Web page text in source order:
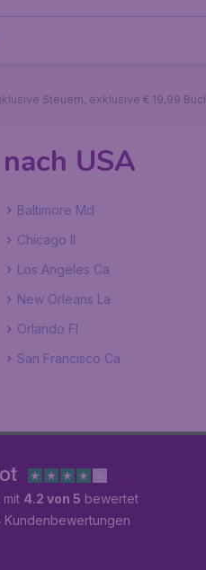
Steuern, exklusive € 19,99
USA
Baltimore Md
Chicago Il
Los Angeles Ca
New Orleans La
Orlando Fl
San Francisco Ca
4.2 von 5 bewertet
Kundenbewertungen